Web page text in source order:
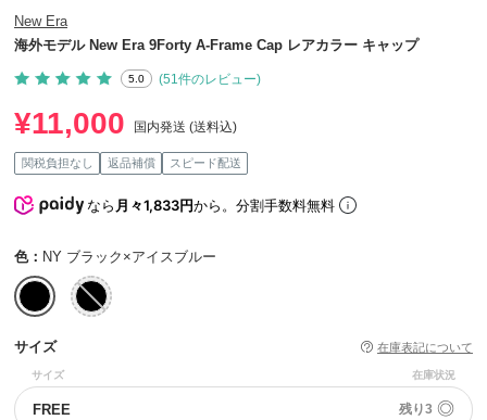
New Era
海外モデル New Era 9Forty A-Frame Cap レアカラー キャップ
5.0 (51件のレビュー)
¥11,000 国内発送 (送料込)
関税負担なし 返品補償 スピード配送
なら 月々1,833円から。分割手数料無料
色： NY ブラック×アイスブルー
サイズ 在庫表記について
サイズ 在庫状況
FREE 残り3 ◎